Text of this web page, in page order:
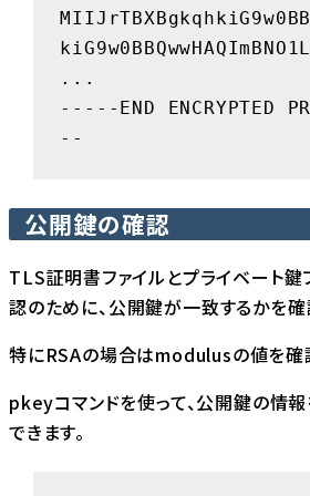
...
-----END ENCRYPTED
--
公開鍵の確認
TLS証明書ファイルとプライベート
認のために、公開鍵が一致するかを確
特にRSAの場合はmodulusの値を確
pkeyコマンドを使って、公開鍵の情
できます。